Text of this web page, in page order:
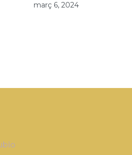
març 6, 2024